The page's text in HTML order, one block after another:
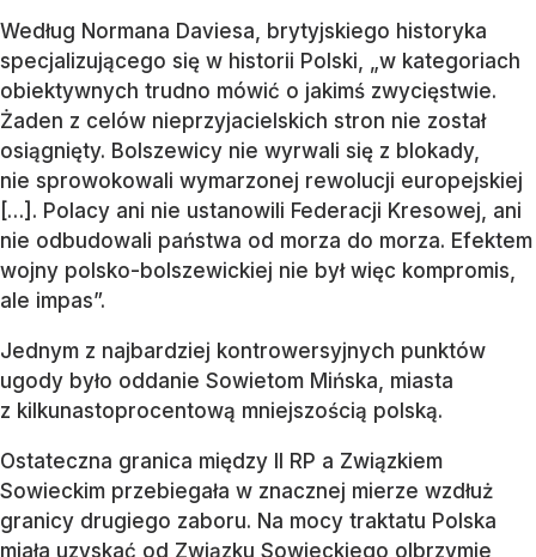
Według Normana Daviesa, brytyjskiego historyka
specjalizującego się w historii Polski, „w kategoriach
obiektywnych trudno mówić o jakimś zwycięstwie.
Żaden z celów nieprzyjacielskich stron nie został
osiągnięty. Bolszewicy nie wyrwali się z blokady,
nie sprowokowali wymarzonej rewolucji europejskiej
[…]. Polacy ani nie ustanowili Federacji Kresowej, ani
nie odbudowali państwa od morza do morza. Efektem
wojny polsko-bolszewickiej nie był więc kompromis,
ale impas”.
Jednym z najbardziej kontrowersyjnych punktów
ugody było oddanie Sowietom Mińska, miasta
z kilkunastoprocentową mniejszością polską.
Ostateczna granica między II RP a Związkiem
Sowieckim przebiegała w znacznej mierze wzdłuż
granicy drugiego zaboru. Na mocy traktatu Polska
miała uzyskać od Związku Sowieckiego olbrzymie